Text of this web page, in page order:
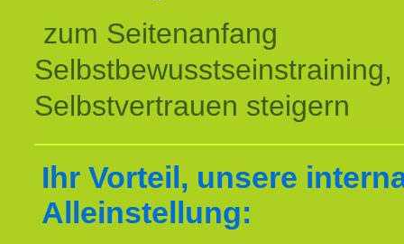
zum Seitenanfang
Selbstbewusstseinstraining,
Selbstvertrauen steigern
Ihr Vorteil, unsere
Alleinstellung: